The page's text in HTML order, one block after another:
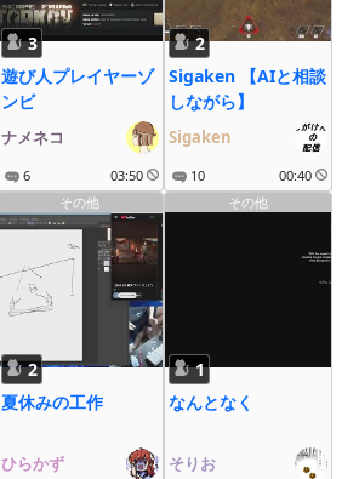
3
遊び人プレイヤーゾ
ンビ
ナメネコ
6 03:50
2
Sigaken 【AIと相談
しながら】
Sigaken
10
00:40
その他
2
夏休みの工作
ひらかず
その他
1
なんとなく
そりお